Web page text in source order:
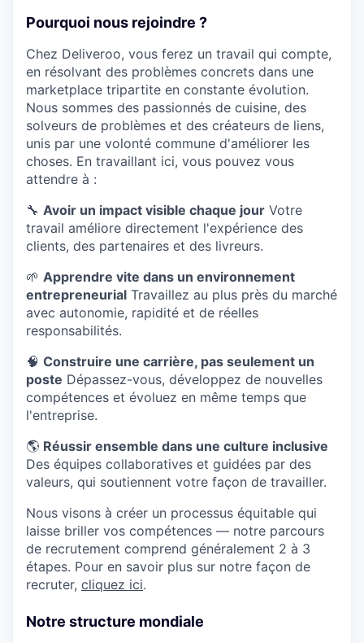
Pourquoi nous rejoindre ?
Chez Deliveroo, vous ferez un travail qui compte,
en résolvant des problèmes concrets dans une
marketplace tripartite en constante évolution.
Nous sommes des passionnés de cuisine, des
solveurs de problèmes et des créateurs de liens,
unis par une volonté commune d'améliorer les
choses. En travaillant ici, vous pouvez vous
attendre à :
🔧 Avoir un impact visible chaque jour Votre
travail améliore directement l'expérience des
clients, des partenaires et des livreurs.
🌱 Apprendre vite dans un environnement
entrepreneurial Travaillez au plus près du marché
avec autonomie, rapidité et de réelles
responsabilités.
🧠 Construire une carrière, pas seulement un
poste Dépassez-vous, développez de nouvelles
compétences et évoluez en même temps que
l'entreprise.
🌎 Réussir ensemble dans une culture inclusive
Des équipes collaboratives et guidées par des
valeurs, qui soutiennent votre façon de travailler.
Nous visons à créer un processus équitable qui
laisse briller vos compétences — notre parcours
de recrutement comprend généralement 2 à 3
étapes. Pour en savoir plus sur notre façon de
recruter, cliquez ici.
Notre structure mondiale